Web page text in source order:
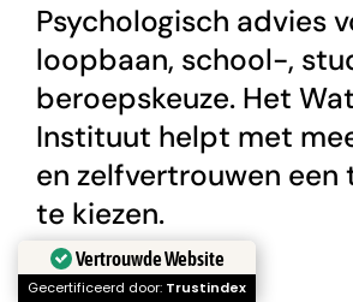
Psychologisch advies
loopbaan, school-,
beroepskeuze. Het
Instituut helpt met
en zelfvertrouwen een
te kiezen.
Vertrouwde Website
Gecertificeerd door: Trustindex